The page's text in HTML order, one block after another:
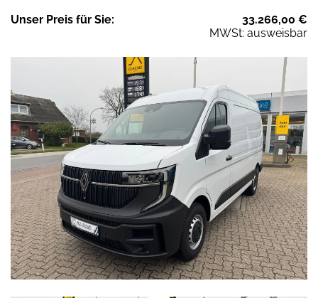
Unser Preis für Sie: 33.266,00 €
MWSt: ausweisbar